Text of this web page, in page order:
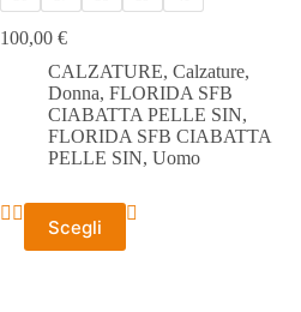
100,00€
CALZATURE,Calzature,
Donna,FLORIDA SFB
CIABATTA PELLE SIN,
FLORIDA SFB CIABATTA
PELLE SIN,Uomo
Scegli
Questo
prodotto